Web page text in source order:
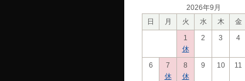
2026年9月
日
月 火 水 木 金
1
休
2 3 4
6
7
休
8
休
9 10 11